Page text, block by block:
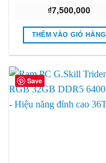
cao
₫7,500,000
THÊM VÀO GIỎ HÀNG
Save